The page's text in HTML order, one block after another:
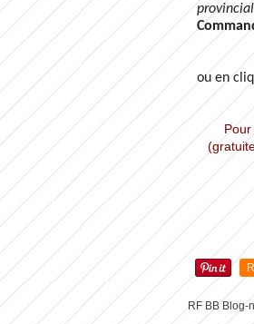
ou en
RF BB Blog-